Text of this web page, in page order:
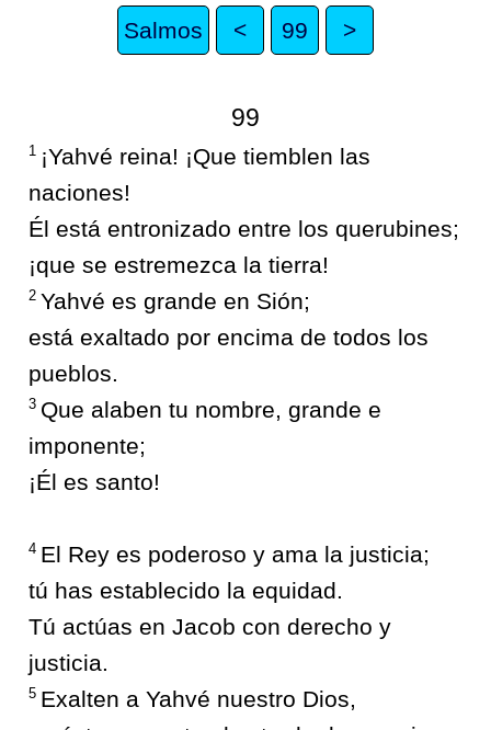
Salmos < 99 >
99
1
¡Yahvé reina! ¡Que tiemblen las
naciones!
Él está entronizado entre los querubines;
¡que se estremezca la tierra!
2 Yahvé es grande en Sión;
está exaltado por encima de todos los
pueblos.
3 Que alaben tu nombre, grande e
imponente;
¡Él es santo!
4 El Rey es poderoso y ama la justicia;
tú has establecido la equidad.
Tú actúas en Jacob con derecho y
justicia.
5 Exalten a Yahvé nuestro Dios,